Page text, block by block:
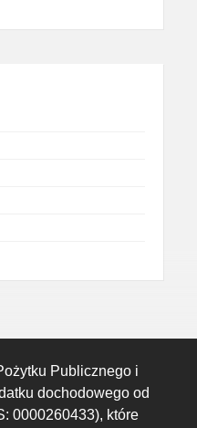
Publicznego i
dochodowego od
0000260433), które